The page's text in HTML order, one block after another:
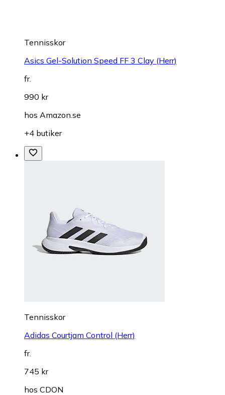
Tennisskor
Asics Gel-Solution Speed FF 3 Clay (Herr)
fr.
990 kr
hos Amazon.se
+4 butiker
Tennisskor
Adidas Courtjam Control (Herr)
fr.
745 kr
hos CDON